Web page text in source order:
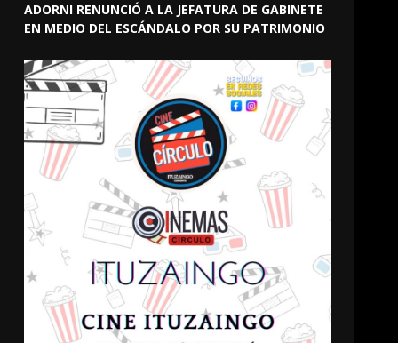
ADORNI RENUNCIÓ A LA JEFATURA DE GABINETE
EN MEDIO DEL ESCÁNDALO POR SU PATRIMONIO